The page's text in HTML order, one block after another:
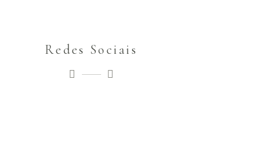
Redes Sociais